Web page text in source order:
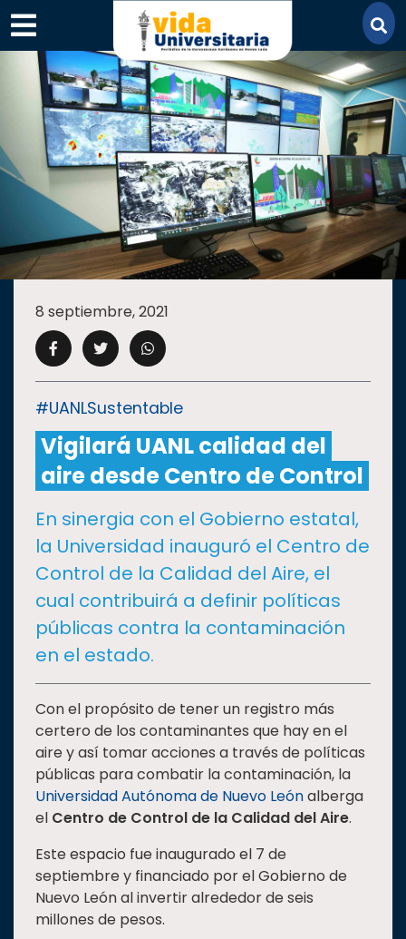
×
SECCIONES
ACADEMIA
CAMPUS UANL
CULTURA
I+D+I EXPERTOS
SALUD
SUSTENTABILIDAD
TEMAS
Oferta
educativa
Rectoría
Investigación
Internacionalización
8 septiembre, 2021
#UANLSustentable
Vigilará UANL calidad del
aire desde Centro de Control
En sinergia con el Gobierno estatal,
la Universidad inauguró el Centro de
Control de la Calidad del Aire, el
cual contribuirá a definir políticas
públicas contra la contaminación
en el estado.
Con el propósito de tener un registro más
certero de los contaminantes que hay en el
aire y así tomar acciones a través de políticas
públicas para combatir la contaminación, la
Universidad Autónoma de Nuevo Leónalberga
el Centro de Control de la Calidad del Aire.
Este espacio fue inaugurado el 7 de
septiembre y financiado por el Gobierno de
Nuevo León al invertir alrededor de seis
millones de pesos.